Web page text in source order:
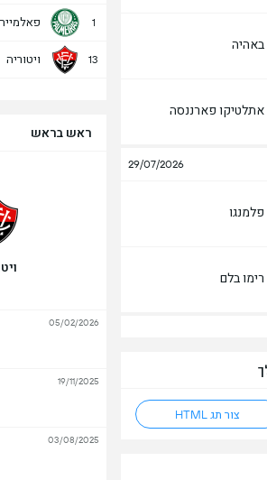
באהיה
אתלטיקו פארננסה
29/07/2026
פלמנגו
רימו בלם
צור תג HTML
1
13 ויטוריה
ראש בראש
05/02/2026
19/11/2025
03/08/2025